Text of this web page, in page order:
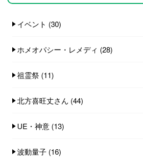
イベント (30)
ホメオパシー・レメディ (28)
祖霊祭 (11)
北方喜旺丈さん (44)
UE・神意 (13)
波動量子 (16)